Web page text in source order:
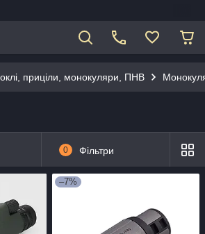
приціли, монокуляри, ПНВ
0 Фільтри
–7%